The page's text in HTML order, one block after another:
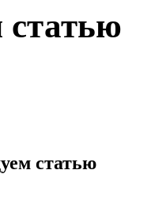
статью
статью